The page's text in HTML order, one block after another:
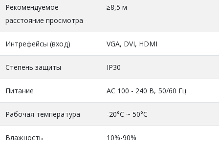
Рекомендуемое
расстояние просмотра
≥8,5 м
Интрефейсы (вход) VGA, DVI, HDMI
Степень защиты IP30
Питание АС 100 - 240 В, 50/60 Гц
Рабочая температура -20°C ~ 50°C
Влажность 10%-90%